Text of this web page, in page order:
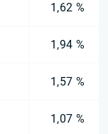
1,62 %
1,94 %
1,57 %
1,07 %